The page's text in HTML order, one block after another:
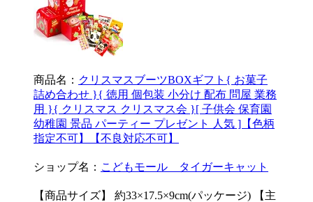
商品名： クリスマスブーツBOXギフト{ お菓子
詰め合わせ }{ 徳用 個包装 小分け 配布 問屋 業務
用 }{ クリスマス クリスマス会 }[ 子供会 保育園
幼稚園 景品 パーティー プレゼント 人気 ]【色柄
指定不可】【不良対応不可】
ショップ名： こどもモール タイガーキャット
【商品サイズ】 約33×17.5×9cm(パッケージ) 【主